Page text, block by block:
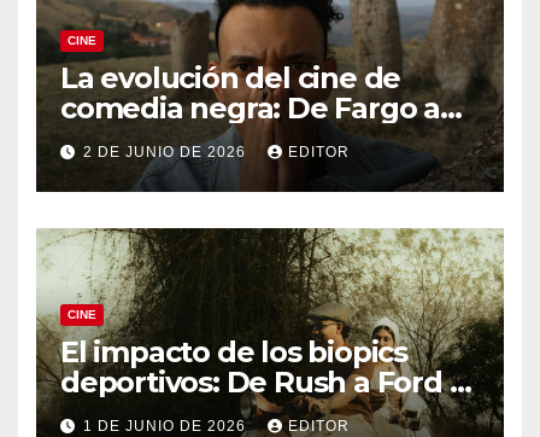
CINE
La evolución del cine de
comedia negra: De Fargo a
Knives Out
2 DE JUNIO DE 2026 EDITOR
CINE
El impacto de los biopics
deportivos: De Rush a Ford v
Ferrari
1 DE JUNIO DE 2026 EDITOR